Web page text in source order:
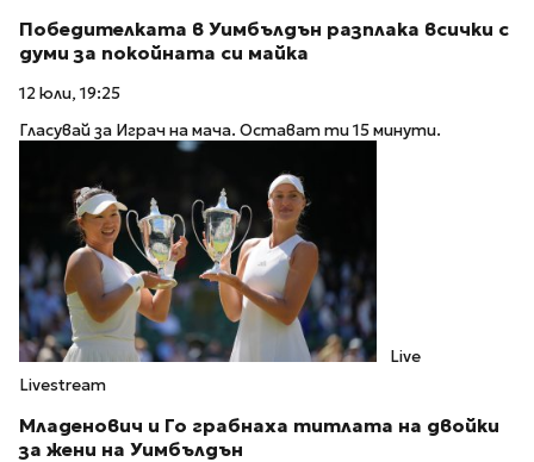
Победителката в Уимбълдън разплака всички с
думи за покойната си майка
12 юли, 19:25
Гласувай за Играч на мача. Остават ти 15 минути.
Live
Livestream
Младенович и Го грабнаха титлата на двойки
за жени на Уимбълдън